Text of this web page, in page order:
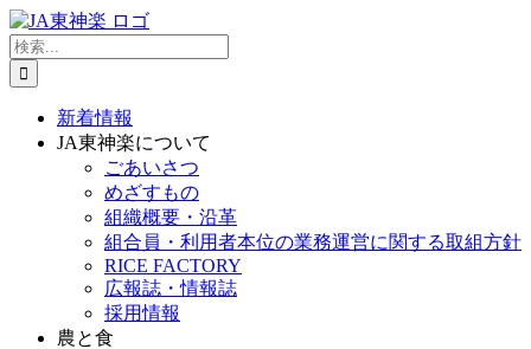
Skip
to
content
検
索
…
新着情報
JA東神楽について
ごあいさつ
めざすもの
組織概要・沿革
組合員・利用者本位の業務運営に関する取組方針
RICE FACTORY
広報誌・情報誌
採用情報
農と食